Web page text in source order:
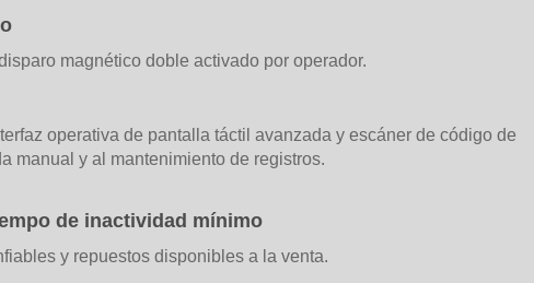
magnético doble activado por operador.
operativa de pantalla táctil avanzada y escáner de código de
manual y al mantenimiento de registros.
de inactividad mínimo
y repuestos disponibles a la venta.